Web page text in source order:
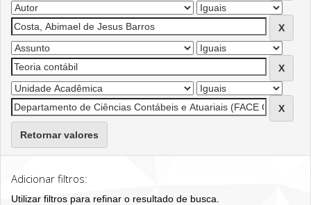
Retornar valores
Adicionar filtros:
Utilizar filtros para refinar o resultado de busca.